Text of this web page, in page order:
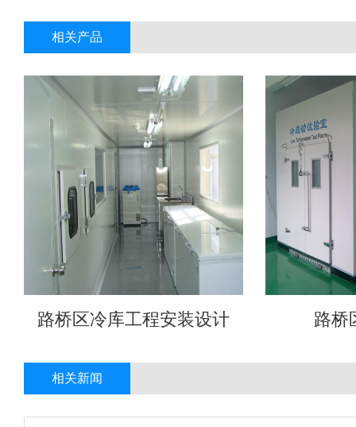
相关产品
路桥区冷库工程安装设计 路桥
相关新闻